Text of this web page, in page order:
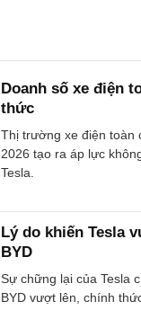
Doanh số xe điện
thức
Thị trường xe điện toàn
2026 tạo ra áp lực
Tesla.
Lý do khiến Tesla
BYD
Sự chững lại của Tesla
BYD vượt lên, chính